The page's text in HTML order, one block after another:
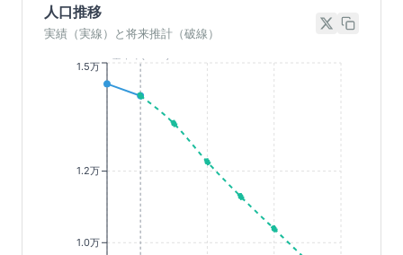
人口推移
実績（実線）と将来推計（破線）
1.0万
1.2万
1.5万